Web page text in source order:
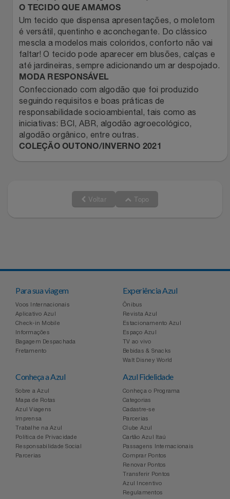
Notebooks E Tablet
Óculos
Papelaria
Páscoa
Perfumaria
Perfume
Saúde E Bem-Estar
Utilidades Industriais
Vestuário
Natura
Netshoes
Oster
Perfumes & Cosméticos
Ponto Frio
Portal Das Malas
Porto Brasil
The Bar
Top Store
Tramontina
Três Corações
Weconnect
O TECIDO QUE AMAMOS
Um tecido que dispensa apresentações, o moletom
é versátil, quentinho e aconchegante. Do clássico
mescla a modelos mais coloridos, conforto não vai
faltar! O tecido pode aparecer em blusões, calças e
até jardineiras, sempre adicionando um ar despojado.
MODA RESPONSÁVEL
Confeccionado com algodão que foi produzido
seguindo requisitos e boas práticas de
responsabilidade socioambiental, tais como as
iniciativas: BCI, ABR, algodão agroecológico,
algodão orgânico, entre outras.
COLEÇÃO OUTONO/INVERNO 2021
Voltar Topo
Para sua viagem
Voos Internacionais
Aplicativo Azul
Check-in Mobile
Informações
Bagagem Despachada
Fretamento
Experiência Azul
Ônibus
Revista Azul
Estacionamento Azul
Espaço Azul
TV ao vivo
Bebidas & Snacks
Walt Disney World
Conheça a Azul
Sobre a Azul
Mapa de Rotas
Azul Viagens
Imprensa
Trabalhe na Azul
Política de Privacidade
Responsabilidade Social
Parcerias
Azul Fidelidade
Conheça o Programa
Categorias
Cadastre-se
Parcerias
Clube Azul
Cartão Azul Itaú
Passagens Internacionais
Comprar Pontos
Renovar Pontos
Transferir Pontos
Azul Incentivo
Regulamentos